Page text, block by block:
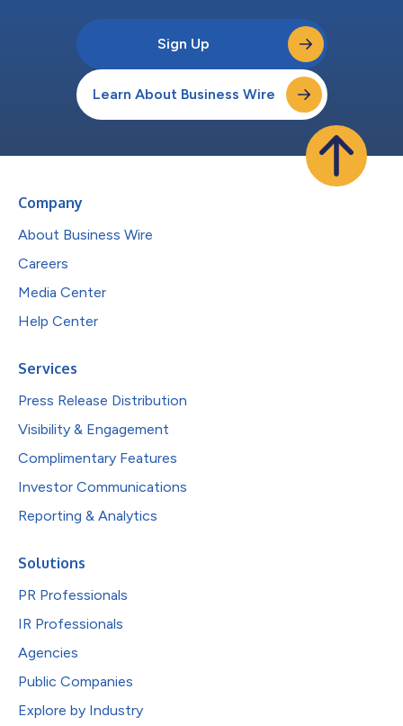
Sign Up
Learn About Business Wire
Company
About Business Wire
Careers
Media Center
Help Center
Services
Press Release Distribution
Visibility & Engagement
Complimentary Features
Investor Communications
Reporting & Analytics
Solutions
PR Professionals
IR Professionals
Agencies
Public Companies
Explore by Industry